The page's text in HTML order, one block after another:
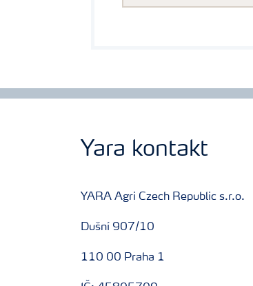
Yara kontakt
YARA Agri Czech Republic s.r.o.
Dušní 907/10
110 00 Praha 1